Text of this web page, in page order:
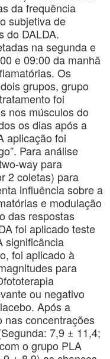
da frequência
subjetiva de
do DALDA.
na segunda e
e 09:00 da manhã
Os
grupos, grupo
foi
nos músculos do
os dias após a
aplicação foi
Para análise
way para
2 coletas) para
influência sobre a
e modulação
das respostas
foi aplicado teste
significância
foi aplicado à
para
ou negativo
Após a
nas concentrações
7,9 ± 11,4;
o grupo PLA